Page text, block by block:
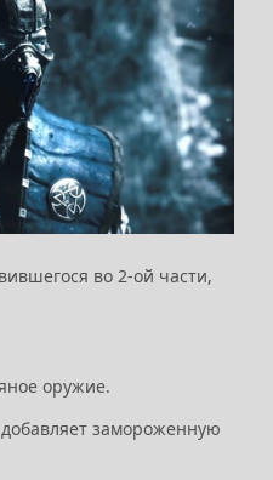
во 2-ой части,
оружие.
замороженную